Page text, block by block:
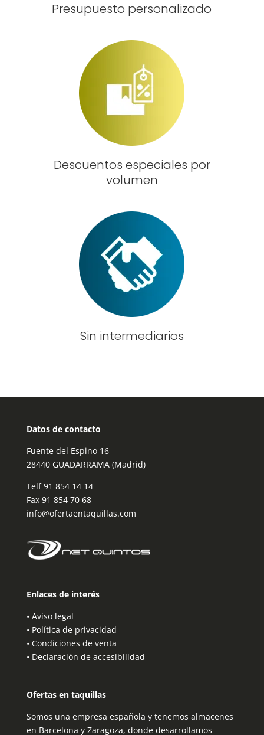
Presupuesto personalizado
Descuentos especiales por
volumen
Sin intermediarios
Datos de contacto
Fuente del Espino 16
28440 GUADARRAMA (Madrid)
Telf91 854 14 14
Fax 91 854 70 68
info@ofertaentaquillas.com
Enlaces de interés
• Aviso legal
• Política de privacidad
• Condiciones de venta
• Declaración de accesibilidad
Ofertas en taquillas
Somos una empresa española y tenemos almacenes
en Barcelona y Zaragoza, donde desarrollamos